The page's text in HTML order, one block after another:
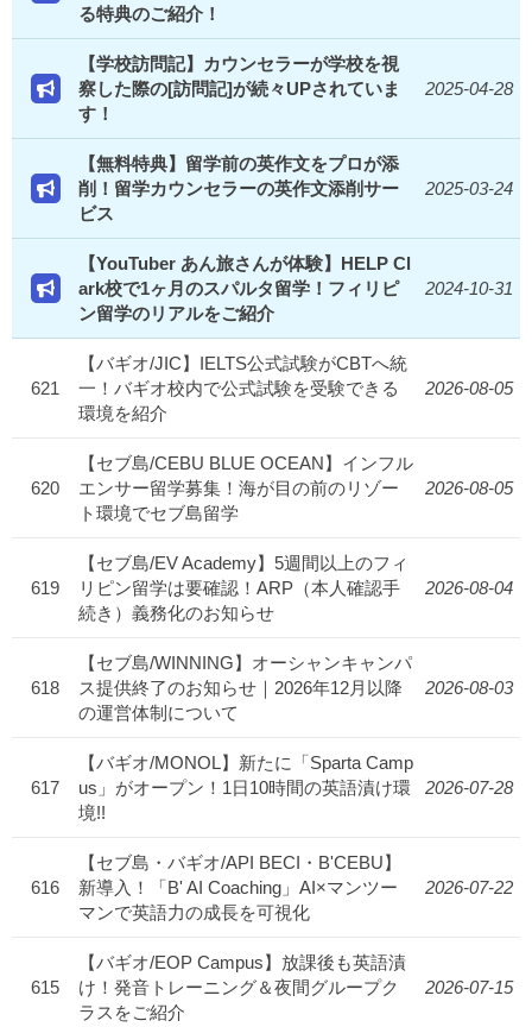
る特典のご紹介！
【学校訪問記】カウンセラーが学校を視
察した際の[訪問記]が続々UPされていま
す！
2025-04-28
【無料特典】留学前の英作文をプロが添
削！留学カウンセラーの英作文添削サー
ビス
2025-03-24
【YouTuber あん旅さんが体験】HELP Cl
ark校で1ヶ月のスパルタ留学！フィリピ
ン留学のリアルをご紹介
2024-10-31
621
【バギオ/JIC】IELTS公式試験がCBTへ統
一！バギオ校内で公式試験を受験できる
環境を紹介
2026-08-05
620
【セブ島/CEBU BLUE OCEAN】インフル
エンサー留学募集！海が目の前のリゾー
ト環境でセブ島留学
2026-08-05
619
【セブ島/EV Academy】5週間以上のフィ
リピン留学は要確認！ARP（本人確認手
続き）義務化のお知らせ
2026-08-04
618
【セブ島/WINNING】オーシャンキャンパ
ス提供終了のお知らせ｜2026年12月以降
の運営体制について
2026-08-03
617
【バギオ/MONOL】新たに「Sparta Camp
us」がオープン！1日10時間の英語漬け環
境!!
2026-07-28
616
【セブ島・バギオ/API BECI・B'CEBU】
新導入！「B' AI Coaching」AI×マンツー
マンで英語力の成長を可視化
2026-07-22
615
【バギオ/EOP Campus】放課後も英語漬
け！発音トレーニング＆夜間グループク
ラスをご紹介
2026-07-15